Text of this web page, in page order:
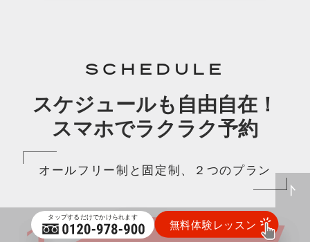
SCHEDULE
スケジュールも自由自在！
スマホでラクラク予約
オールフリー制と固定制、２つのプラン